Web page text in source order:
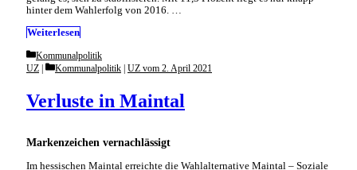
hinter dem Wahlerfolg von 2016. …
Weiterlesen
Categories
Kommunalpolitik
Markenzeichen vernachlässigt
Verluste in Maintal
UZ Categories
Kommunalpolitik UZ vom 2. April 2021
Im hessischen Maintal erreichte die Wahlalternative Maintal – Soziale